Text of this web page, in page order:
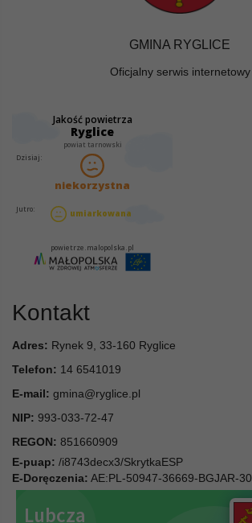
GMINA RYGLICE
Oficjalny serwis internetowy
Kontakt
Adres: Rynek 9, 33-160 Ryglice
Telefon: 14 6541019
E-mail: gmina@ryglice.pl
NIP: 993-033-72-47
REGON: 851660909
E-puap: /i8743decx3/SkrytkaESP
E-Doręczenia: AE:PL-50947-36669-BGJAR-30